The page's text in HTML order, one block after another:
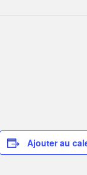
Ajouter au